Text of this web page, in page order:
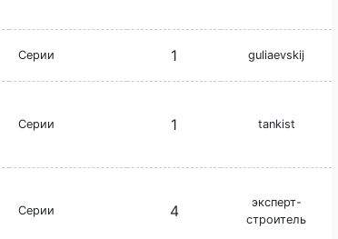
Серии 1 guliaevskij
Серии 1 tankist
Серии 4
эксперт-
строитель